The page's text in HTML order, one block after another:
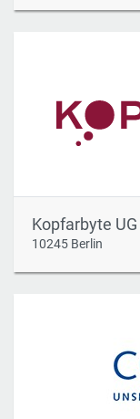
Kopfarbyte UG
10245 Berlin